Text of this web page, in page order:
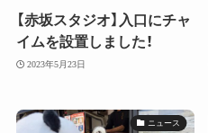
【赤坂スタジオ】入口にチャ
イムを設置しました！
2023年5月23日
ニュース